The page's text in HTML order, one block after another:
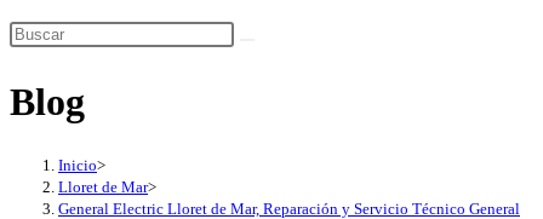
Blog
Inicio>
Lloret de Mar>
General Electric Lloret de Mar, Reparación y Servicio Técnico General